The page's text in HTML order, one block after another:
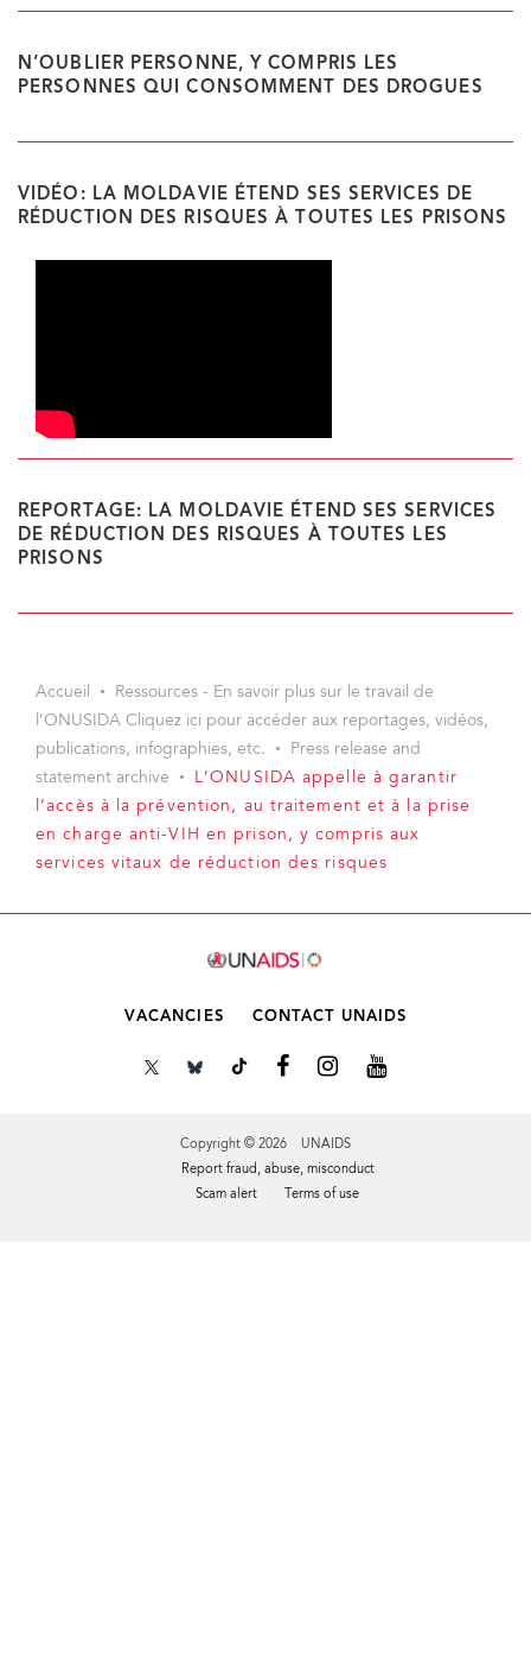
N’OUBLIER PERSONNE, Y COMPRIS LES
PERSONNES QUI CONSOMMENT DES DROGUES
VIDÉO: LA MOLDAVIE ÉTEND SES SERVICES DE
RÉDUCTION DES RISQUES À TOUTES LES PRISONS
REPORTAGE: LA MOLDAVIE ÉTEND SES SERVICES
DE RÉDUCTION DES RISQUES À TOUTES LES
PRISONS
Accueil
Ressources - En savoir plus sur le travail de
l’ONUSIDA Cliquez ici pour accéder aux reportages, vidéos,
publications, infographies, etc.
Press release and
statement archive
L’ONUSIDA appelle à garantir
l’accès à la prévention, au traitement et à la prise
en charge anti-VIH en prison, y compris aux
services vitaux de réduction des risques
VACANCIES CONTACT UNAIDS
Copyright © 2026 UNAIDS
Report fraud, abuse, misconduct
Scam alert
Terms of use